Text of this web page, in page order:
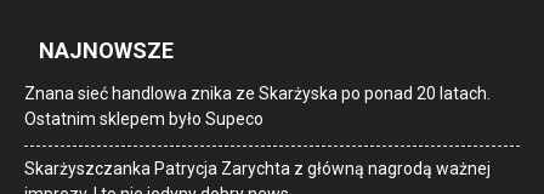
NAJNOWSZE
Znana sieć handlowa znika ze Skarżyska po ponad 20 latach.
Ostatnim sklepem było Supeco
Skarżyszczanka Patrycja Zarychta z główną nagrodą ważnej